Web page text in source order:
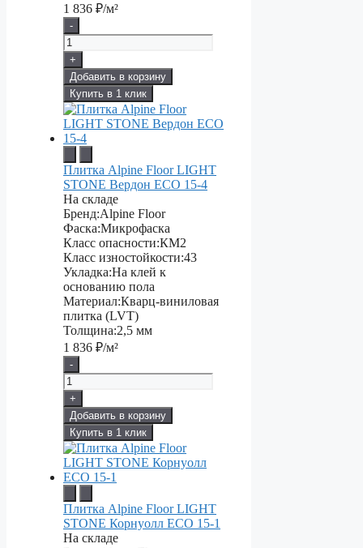
1 836 ₽/м²
-
+
Добавить в корзину
Купить в 1 клик
Плитка Alpine Floor LIGHT
STONE Вердон ЕСО 15-4
На складе
Бренд:Alpine Floor
Фаска:Микрофаска
Класс опасности:КМ2
Класс изностойкости:43
Укладка:На клей к
основанию пола
Материал:Кварц-виниловая
плитка (LVT)
Толщина:2,5 мм
1 836 ₽/м²
-
+
Добавить в корзину
Купить в 1 клик
Плитка Alpine Floor LIGHT
STONE Корнуолл ЕСО 15-1
На складе